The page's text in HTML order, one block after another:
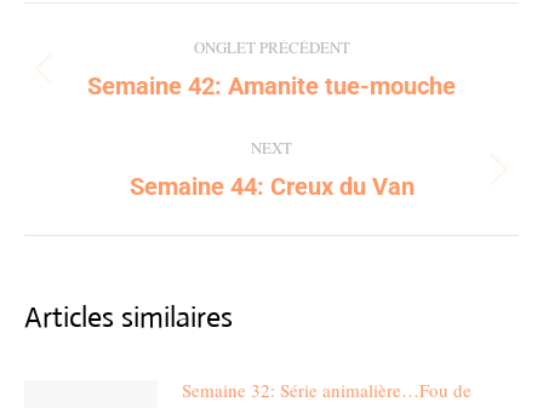
navigation
ONGLET PRÉCÉDENT
Previous
Semaine 42: Amanite tue-mouche
NEXT
Next
Semaine 44: Creux du Van
Articles similaires
Semaine 32: Série animalière…Fou de